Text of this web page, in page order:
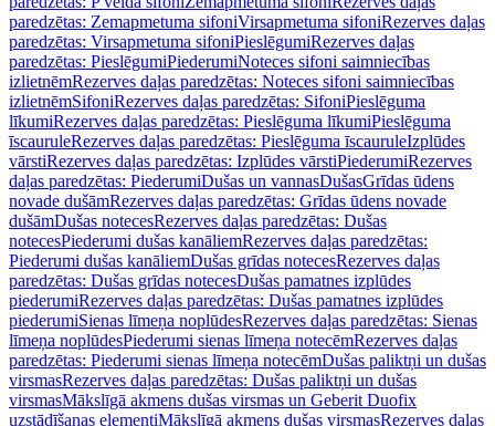
paredzētas: Zemapmetuma sifoniVirsapmetuma sifoniRezerves daļas
paredzētas: Virsapmetuma sifoniPieslēgumiRezerves daļas
paredzētas: PieslēgumiPiederumiNoteces sifoni saimniecības
izlietnēmRezerves daļas paredzētas: Noteces sifoni saimniecības
izlietnēmSifoniRezerves daļas paredzētas: SifoniPieslēguma
līkumiRezerves daļas paredzētas: Pieslēguma līkumiPieslēguma
īscauruleRezerves daļas paredzētas: Pieslēguma īscauruleIzplūdes
vārstiRezerves daļas paredzētas: Izplūdes vārstiPiederumiRezerves
daļas paredzētas: PiederumiDušas un vannasDušasGrīdas ūdens
novade dušāmRezerves daļas paredzētas: Grīdas ūdens novade
dušāmDušas notecesRezerves daļas paredzētas: Dušas
notecesPiederumi dušas kanāliemRezerves daļas paredzētas:
Piederumi dušas kanāliemDušas grīdas notecesRezerves daļas
paredzētas: Dušas grīdas notecesDušas pamatnes izplūdes
piederumiRezerves daļas paredzētas: Dušas pamatnes izplūdes
piederumiSienas līmeņa noplūdesRezerves daļas paredzētas: Sienas
līmeņa noplūdesPiederumi sienas līmeņa notecēmRezerves daļas
paredzētas: Piederumi sienas līmeņa notecēmDušas paliktņi un dušas
virsmasRezerves daļas paredzētas: Dušas paliktņi un dušas
virsmasMākslīgā akmens dušas virsmas un Geberit Duofix
uzstādīšanas elementiMākslīgā akmens dušas virsmasRezerves daļas